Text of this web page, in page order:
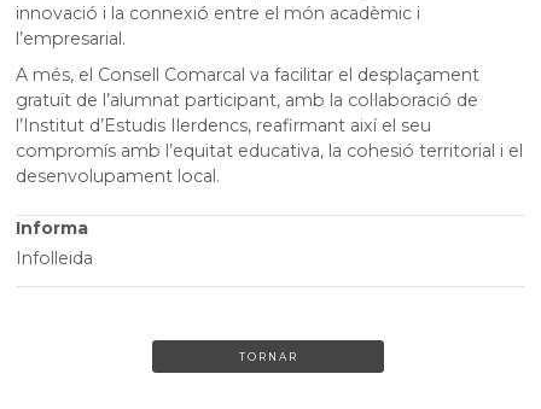
innovació i la connexió entre el món acadèmic i
l’empresarial.
A més, el Consell Comarcal va facilitar el desplaçament
gratuït de l’alumnat participant, amb la col·laboració de
l’Institut d’Estudis Ilerdencs, reafirmant així el seu
compromís amb l’equitat educativa, la cohesió territorial i el
desenvolupament local.
Informa
Infolleida
TORNAR